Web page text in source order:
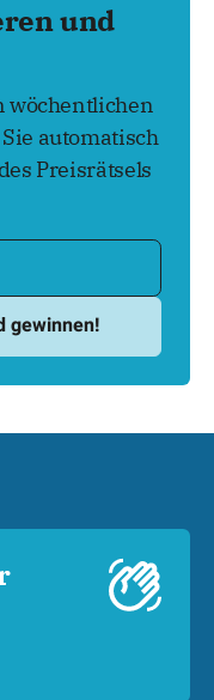
und
wöchentlichen
automatisch
Preisrätsels